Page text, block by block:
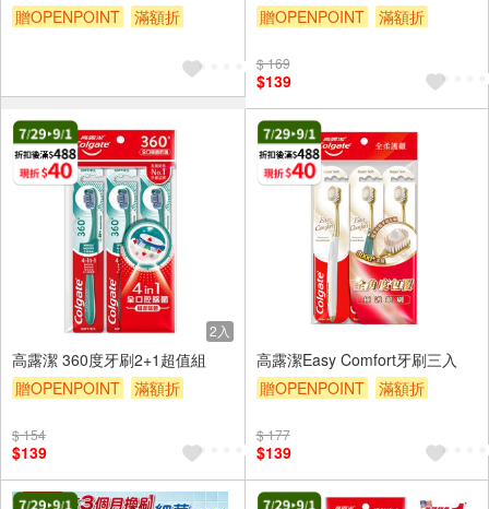
贈OPENPOINT
滿額折
贈OPENPOINT
滿額折
$ 169
$139
2入
高露潔 360度牙刷2+1超值組
贈OPENPOINT
滿額折
$ 154
$139
高露潔Easy Comfort牙刷三入
贈OPENPOINT
滿額折
$ 177
$139